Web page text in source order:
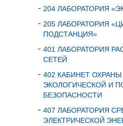
204 ЛАБОРАТОРИЯ
205 ЛАБОРАТОРИЯ
ПОДСТАНЦИЯ»
401 ЛАБОРАТОРИЯ
СЕТЕЙ
402 КАБИНЕТ ОХРАНЫ
ЭКОЛОГИЧЕСКОЙ И
БЕЗОПАСНОСТИ
407 ЛАБОРАТОРИЯ
ЭЛЕКТРИЧЕСКОЙ